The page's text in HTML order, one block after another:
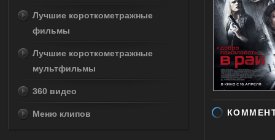
Лучшие короткометражные
фильмы
Лучшие короткометражные
мультфильмы
360 видео
Меню клипов